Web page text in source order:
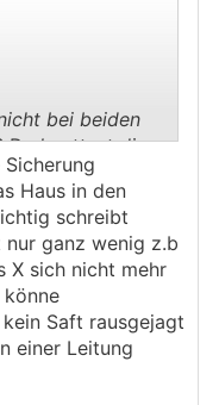
bei beiden
Du haettest die
gar ned
Anlage, wurde
hat super
Abschaltung,
beim
Haus in den
schreibt
ganz wenig z.b
X sich nicht mehr
Saft rausgejagt
einer Leitung